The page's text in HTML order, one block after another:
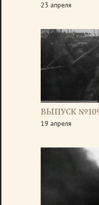
23 апреля
ВЫПУСК
19 апреля